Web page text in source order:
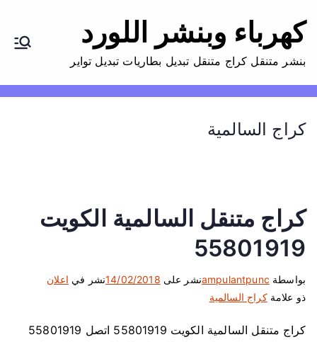
إ
كهرباء وبنشر اللورد
بنشر متنقل كراج متنقل تبديل بطاريات تبديل تواير
كراج السالمية
كراج متنقل السالمية الكويت
55801919
بواسطة ampulantpuncنشر على 14/02/2018نشر في اعلان
ذو علامةكراج السالمية
كراج متنقل السالمية الكويت 55801919 اتصل 55801919